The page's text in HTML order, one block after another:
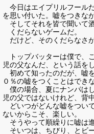
今日はエイプリルフール
を思い付いた。嘘をつきな
そしてそれを皆で聞いて酒
くだらないゲームだ。
だけど、そのくだらなさが
トップバッターは僕で、
児の父なんだ、という話をし
初めて知ったのだが、嘘
０％の嘘をつくことはできな
僕の場合、夏にナンパは
児の父ではないけれど、背
どいつがどんな嘘をつい
ないからこそ、楽しい。
そうやって順繰りに嘘は
そいつは、ちびり、とビ